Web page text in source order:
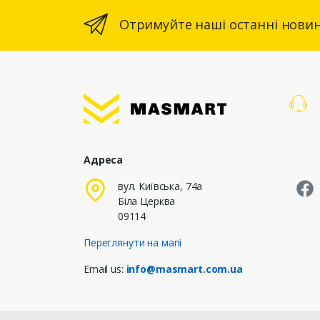
Отримуйте наші останні
Адреса
вул. Київська, 74а
Біла Церква
09114
Переглянути на мапі
Email us: info@masmart.com.ua